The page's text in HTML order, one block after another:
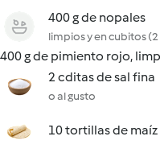
400 g de nopales
limpios y en cubitos
400 g de pimiento rojo,
2 cditas de sal fina
o al gusto
10 tortillas de maíz